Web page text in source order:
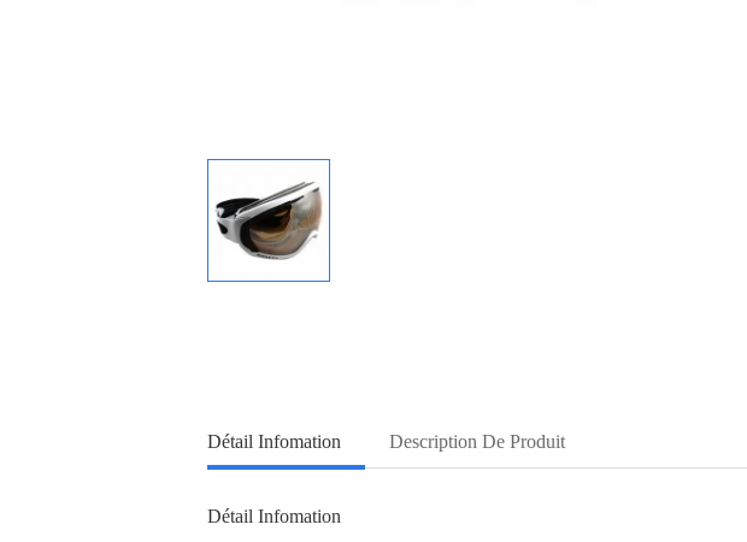
Détail Infomation Description De Produit
Détail Infomation